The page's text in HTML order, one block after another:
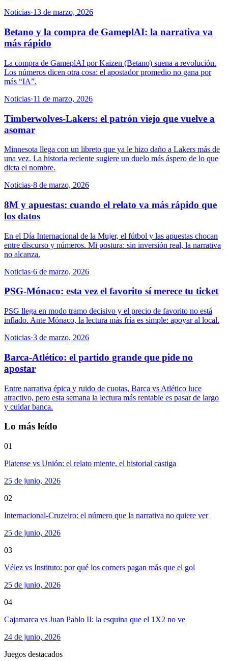
Noticias·13 de marzo, 2026
Betano y la compra de GameplAI: la narrativa va
más rápido
La compra de GameplAI por Kaizen (Betano) suena a revolución.
Los números dicen otra cosa: el apostador promedio no gana por
más “IA”.
Noticias·11 de marzo, 2026
Timberwolves-Lakers: el patrón viejo que vuelve a
asomar
Minnesota llega con un libreto que ya le hizo daño a Lakers más de
una vez. La historia reciente sugiere un duelo más áspero de lo que
dicta el nombre.
Noticias·8 de marzo, 2026
8M y apuestas: cuando el relato va más rápido que
los datos
En el Día Internacional de la Mujer, el fútbol y las apuestas chocan
entre discurso y números. Mi postura: sin inversión real, la narrativa
no alcanza.
Noticias·6 de marzo, 2026
PSG-Mónaco: esta vez el favorito sí merece tu ticket
PSG llega en modo tramo decisivo y el precio de favorito no está
inflado. Ante Mónaco, la lectura más fría es simple: apoyar al local.
Noticias·3 de marzo, 2026
Barca-Atlético: el partido grande que pide no
apostar
Entre narrativa épica y ruido de cuotas, Barca vs Atlético luce
atractivo, pero esta semana la lectura más rentable es pasar de largo
y cuidar banca.
Lo más leído
01
Platense vs Unión: el relato miente, el historial castiga
25 de junio, 2026
02
Internacional-Cruzeiro: el número que la narrativa no quiere ver
25 de junio, 2026
03
Vélez vs Instituto: por qué los corners pagan más que el gol
25 de junio, 2026
04
Cajamarca vs Juan Pablo II: la esquina que el 1X2 no ve
24 de junio, 2026
Juegos destacados